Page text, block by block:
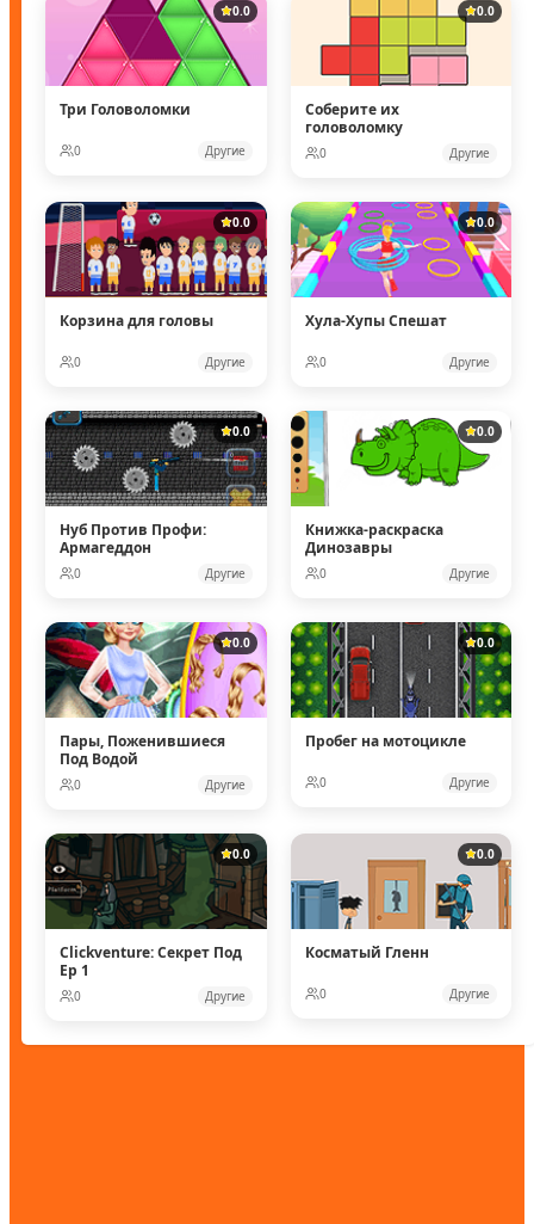
0.0
Три Головоломки
0 Другие
0.0
Соберите их
головоломку
0 Другие
0.0
Корзина для головы
0 Другие
0.0
Хула-Хупы Спешат
0 Другие
0.0
Нуб Против Профи:
Армагеддон
0 Другие
0.0
Книжка-раскраска
Динозавры
0 Другие
0.0
Пары, Поженившиеся
Под Водой
0 Другие
0.0
Пробег на мотоцикле
0 Другие
0.0
Clickventure: Секрет Под
Ep 1
0 Другие
0.0
Косматый Гленн
0 Другие